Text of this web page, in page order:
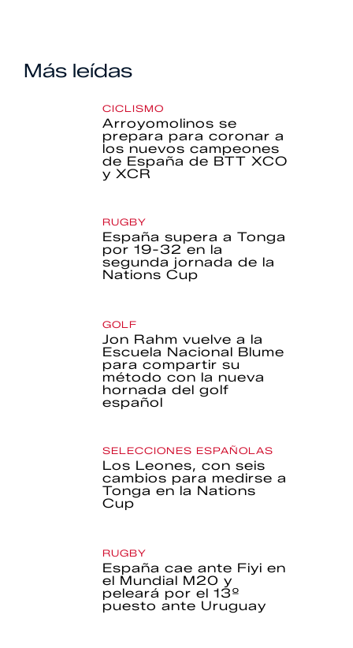
Más leídas
CICLISMO
Arroyomolinos se
prepara para coronar a
los nuevos campeones
de España de BTT XCO
y XCR
RUGBY
España supera a Tonga
por 19-32 en la
segunda jornada de la
Nations Cup
GOLF
Jon Rahm vuelve a la
Escuela Nacional Blume
para compartir su
método con la nueva
hornada del golf
español
SELECCIONES ESPAÑOLAS
Los Leones, con seis
cambios para medirse a
Tonga en la Nations
Cup
RUGBY
España cae ante Fiyi en
el Mundial M20 y
peleará por el 13º
puesto ante Uruguay